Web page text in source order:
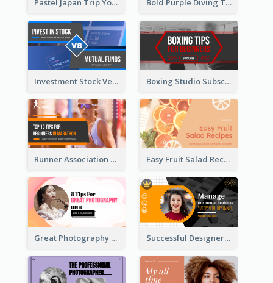
Pastel Japan Trip YouTube Thumbnail Design Bold Purple Diving Tutorial YouTube Cover Thumbnail Design
Investment Stock Versus YouTube Cover Thumbnail Design Boxing Studio Subscribe Alert YouTube Cover Design
Runner Association Tips YouTube Cover Design Idea Easy Fruit Salad Recipes YouTube Thumbnail
Great Photography YouTube Thumbnail Design Successful Designer Workshop YouTube Thumbnail Design